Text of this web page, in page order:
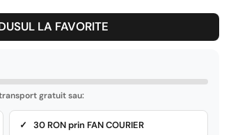
LA FAVORITE
gratuit sau:
✓ 30 RON prin FAN COURIER